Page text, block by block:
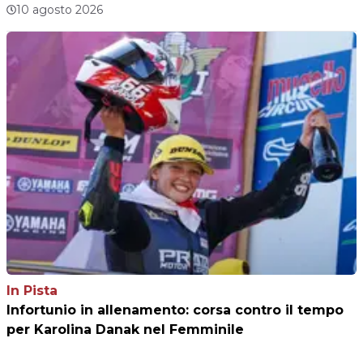
10 agosto 2026
In Pista
Infortunio in allenamento: corsa contro il tempo
per Karolina Danak nel Femminile